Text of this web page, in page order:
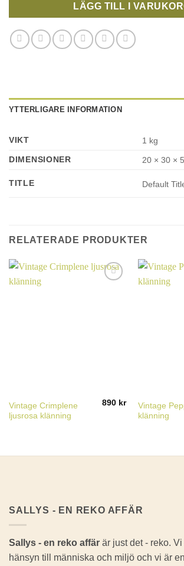
LÄGG TILL I
YTTERLIGARE INFORMATION
VIKT
1 kg
DIMENSIONER
20 × 30 ×
TITLE Default
RELATERADE PRODUKTER
Vintage Crimplene
ljusrosa klänning
890 kr
Vintage
klänning
SALLYS - EN REKO AFFÄR
Sallys - en reko affär är just det - reko.
hänsyn till människa och miljö och vi är